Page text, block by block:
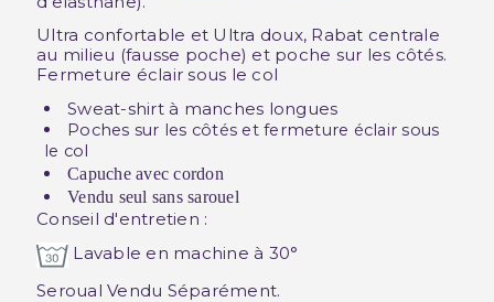
Ultra confortable et Ultra doux, Rabat centrale
au milieu (fausse poche) et poche sur les côtés.
Fermeture éclair sous le col
Sweat-shirt à manches longues
Poches sur les côtés et fermeture éclair sous
le col
Capuche avec cordon
Vendu seul sans sarouel
Conseil d'entretien :
Lavable en machine à 30°
Seroual Vendu Séparément.